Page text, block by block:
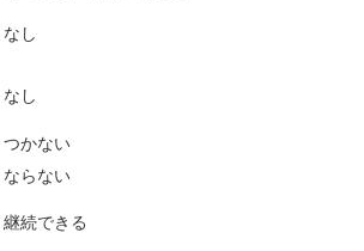
なし
なし
つかない
ならない
継続できる